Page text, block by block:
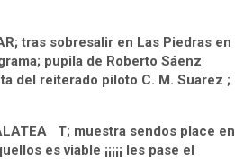
tras sobresalir en Las Piedras en
pupila de Roberto Sáenz
del reiterado piloto C. M. Suarez ;
T; muestra sendos place en
es viable ¡¡¡¡¡ les pase el